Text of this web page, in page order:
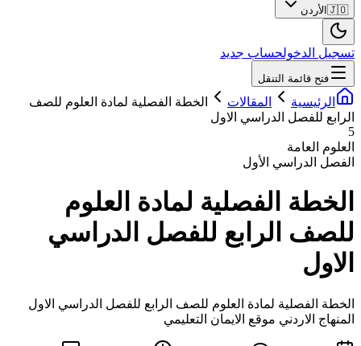
🇯🇴 الأردن
تسجيل الدخولحساب جديد
فتح قائمة التنقل
الرئيسية المقالات
الخطة الفصلية لمادة العلوم للصف
الرابع للفصل الدراسي الاول
5
العلوم العامة
الفصل الدراسي الأول
الخطة الفصلية لمادة العلوم
للصف الرابع للفصل الدراسي
الاول
الخطة الفصلية لمادة العلوم للصف الرابع للفصل الدراسي الاول
المنهاج الاردني موقع الايمان التعليمي